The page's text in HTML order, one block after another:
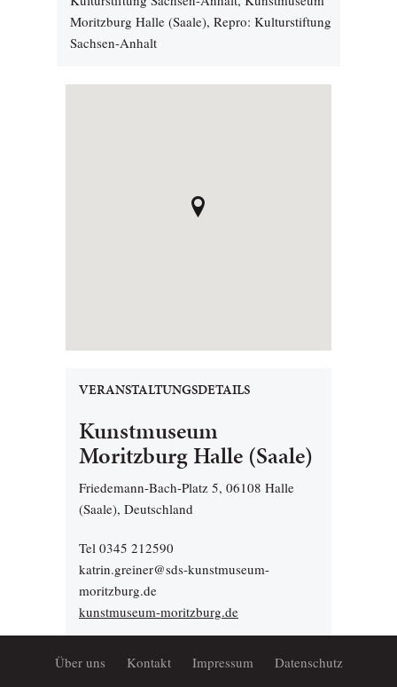
Moritzburg Halle (Saale), Repro: Kulturstiftung
Sachsen-Anhalt
VERANSTALTUNGSDETAILS
Kunstmuseum
Moritzburg Halle (Saale)
Friedemann-Bach-Platz 5, 06108 Halle
(Saale), Deutschland
Tel 0345 212590
katrin.greiner@sds-kunstmuseum-
moritzburg.de
kunstmuseum-moritzburg.de
Über uns Kontakt Impressum Datenschutz